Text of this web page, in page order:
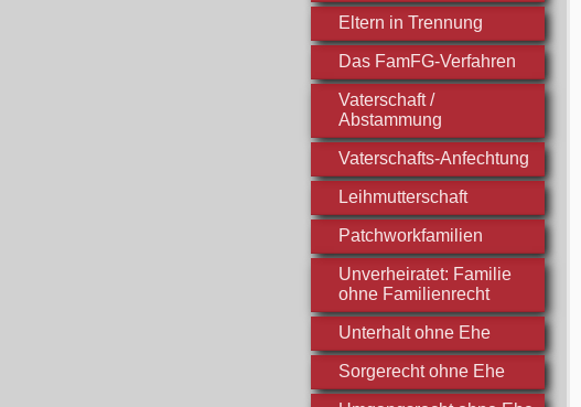
Eltern in Trennung
Das FamFG-Verfahren
Vaterschaft /
Abstammung
Vaterschafts-Anfechtung
Leihmutterschaft
Patchworkfamilien
Unverheiratet: Familie
ohne Familienrecht
Unterhalt ohne Ehe
Sorgerecht ohne Ehe